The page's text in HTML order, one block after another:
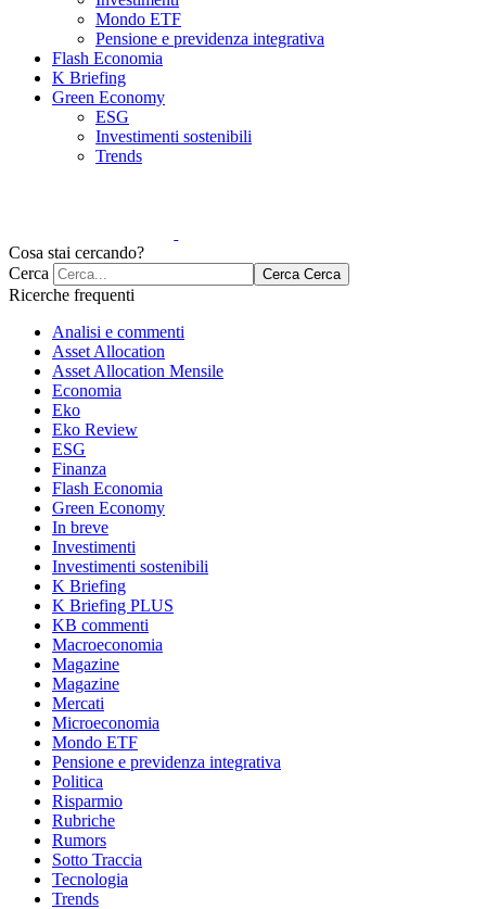
Mondo ETF
Pensione e previdenza integrativa
Flash Economia
K Briefing
Green Economy
ESG
Investimenti sostenibili
Trends
Cosa stai cercando?
Cerca
Cerca Cerca
Ricerche frequenti
Analisi e commenti
Asset Allocation
Asset Allocation Mensile
Economia
Eko
Eko Review
ESG
Finanza
Flash Economia
Green Economy
In breve
Investimenti
Investimenti sostenibili
K Briefing
K Briefing PLUS
KB commenti
Macroeconomia
Magazine
Magazine
Mercati
Microeconomia
Mondo ETF
Pensione e previdenza integrativa
Politica
Risparmio
Rubriche
Rumors
Sotto Traccia
Tecnologia
Trends